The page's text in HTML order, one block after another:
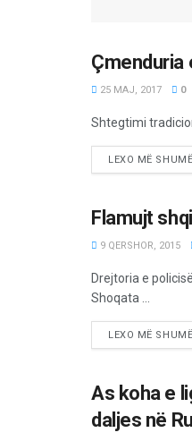
LAJME
Çmenduria
25 MAJ, 2017 0
Shtegtimi
LEXO MË SHUMË
LAJME
Flamujt
9 QERSHOR, 2015
Drejtoria e
Shoqata ...
LEXO MË SHUMË
LAJME
As koha e
daljes në